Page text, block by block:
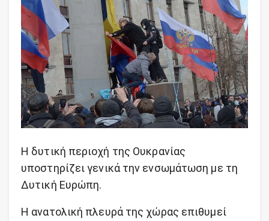
Η δυτική περιοχή της Ουκρανίας
υποστηρίζει γενικά την ενσωμάτωση με τη
Δυτική Ευρώπη.
Η ανατολική πλευρά της χώρας επιθυμεί